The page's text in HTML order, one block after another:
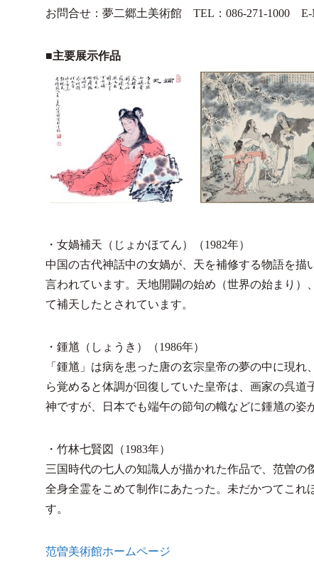
お問合せ：夢二郷土美術館 TEL：086-271-1000 E-
■主要展示作品
・女媧補天（じょかほてん）（1982年）
中国の古代神話中の女媧が、天を補修する物語を
言われています。天地開闢の始め（世界の始まり
て補天したとされています。
・鍾馗（しょうき）（1986年）
「鍾馗」は病を患った唐の玄宗皇帝の夢の中に現
ら覚めると体調が回復していた皇帝は、画家の呉
神ですが、日本でも端午の節句の幟などに鍾馗の姿
・竹林七賢図（1983年）
三国時代の七人の知識人が描かれた作品で、范曽
全身全霊をこめて制作にあたった。未だかつてこれ
す。
范曽美術館ホームページ